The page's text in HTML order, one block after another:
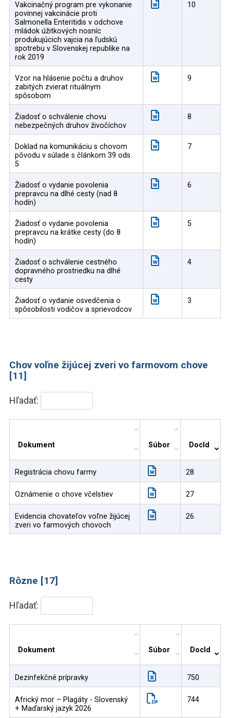
Vakcinačný program pre vykonanie
povinnej vakcinácie proti
Salmonella Enteritidis v odchove
mládok úžitkových nosníc
produkujúcich vajcia na ľudskú
spotrebu v Slovenskej republike na
rok 2019
10
Vzor na hlásenie počtu a druhov
zabitých zvierat rituálnym
spôsobom
9
Žiadosť o schválenie chovu
nebezpečných druhov živočíchov
8
Doklad na komunikáciu s chovom
pôvodu v súlade s článkom 39 ods.
5
7
Žiadosť o vydanie povolenia
prepravcu na dlhé cesty (nad 8
hodín)
6
Žiadosť o vydanie povolenia
prepravcu na krátke cesty (do 8
hodín)
5
Žiadosť o schválenie cestného
dopravného prostriedku na dlhé
cesty
4
Žiadosť o vydanie osvedčenia o
spôsobilosti vodičov a sprievodcov
3
Chov voľne žijúcej zveri vo farmovom chove
[11]
Hľadať:
Dokument Súbor DocId
Registrácia chovu farmy 28
Oznámenie o chove včelstiev 27
Evidencia chovateľov voľne žijúcej
zveri vo farmových chovoch
26
Rôzne [17]
Hľadať:
Dokument Súbor DocId
Dezinfekčné prípravky 750
Africký mor – Plagáty - Slovenský
+ Maďarský jazyk 2026
744